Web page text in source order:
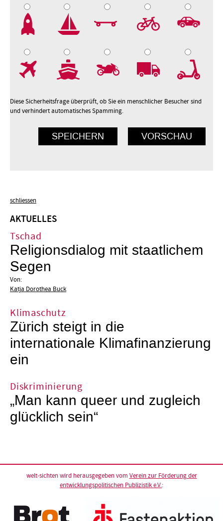
Diese Sicherheitsfrage überprüft, ob Sie ein menschlicher Besucher sind
und verhindert automatisches Spamming.
schliessen
AKTUELLES
Tschad
Religionsdialog mit staatlichem
Segen
Von:
Katja Dorothea Buck
Klimaschutz
Zürich steigt in die
internationale Klimafinanzierung
ein
Diskriminierung
„Man kann queer und zugleich
glücklich sein“
welt-sichten wird herausgegeben vom Verein zur Förderung der
entwicklungspolitischen Publizistik e.V.: